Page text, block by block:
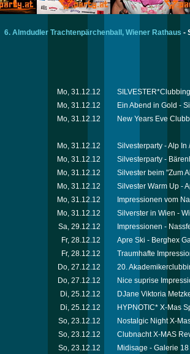
6. Almdudler Trachtenpärchenball, Wiener Rathaus -
Mo, 31.12.12
Mo, 31.12.12
Ein Abend in Gold -
Mo, 31.12.12
New Years Eve
Mo, 31.12.12 Silvesterparty - Alp In
Mo, 31.12.12
Silvesterparty -
Mo, 31.12.12
Silvester beim "Zum
Mo, 31.12.12
Silvester Warm Up -
Mo, 31.12.12
Impressionen vom
Mo, 31.12.12
Silverster in Wien -
Sa, 29.12.12
Impressionen -
Fr, 28.12.12
Apre Ski - Berghex
Fr, 28.12.12
Traumhafte
Do, 27.12.12
20.
Do, 27.12.12
Nice suprise
Di, 25.12.12
DJane Viktoria
Di, 25.12.12
HYPNOTIC* X-Mas
So, 23.12.12
Nostalgic Night X-
So, 23.12.12
Clubnacht X-MAS
So, 23.12.12
Midisage - Galerie 18